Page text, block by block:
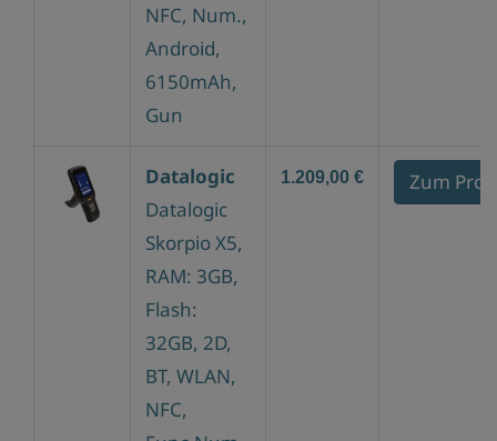
NFC, Num.,
Android,
6150mAh,
Gun
Datalogic
Datalogic
Skorpio X5,
RAM: 3GB,
Flash:
32GB, 2D,
BT, WLAN,
NFC,
1.209,00 € Zum